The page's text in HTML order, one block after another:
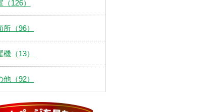
（126）
所（96）
機（13）
他（92）